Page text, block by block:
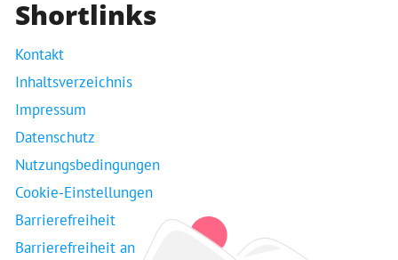
Shortlinks
Kontakt
Inhaltsverzeichnis
Impressum
Datenschutz
Nutzungsbedingungen
Cookie-Einstellungen
Barrierefreiheit
Barrierefreiheit an